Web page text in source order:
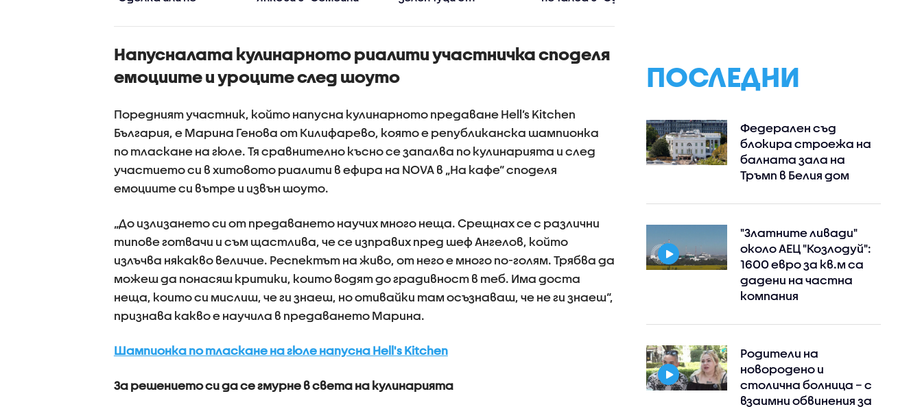
„Черешката на
Напусналата кулинарното риалити участничка споделя
емоциите и уроците след шоуто
Поредният участник, който напусна кулинарното предаване Hell’s Kitchen
България, е Марина Генова от Килифарево, която е републиканска шампионка
по тласкане на гюле. Тя сравнително късно се запалва по кулинарията и след
участието си в хитовото риалити в ефира на NOVA в „На кафе“ споделя
емоциите си вътре и извън шоуто.
„До излизането си от предаването научих много неща. Срещнах се с различни
типове готвачи и съм щастлива, че се изправих пред шеф Ангелов, който
излъчва някакво величие. Респектът на живо, от него е много по-голям. Трябва да
можеш да понасяш критики, които водят до градивност в теб. Има доста
неща, които си мислиш, че ги знаеш, но отивайки там осъзнаваш, че не ги знаеш“,
признава какво е научила в предаването Марина.
Шампионка по тласкане на гюле напусна Hell's Kitchen
За решението си да се гмурне в света на кулинарията
ПОСЛЕДНИ
Федерален съд
блокира строежа на
балната зала на
Тръмп в Белия дом
"Златните ливади"
около АЕЦ "Козлодуй":
1600 евро за кв.м са
дадени на частна
компания
Родители на
новородено и
столична болница – с
взаимни обвинения за